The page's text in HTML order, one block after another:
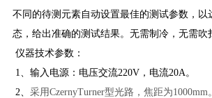
不同的待测元素自动设置最佳的测试参数，以
态，给出准确的测试结果。无需制冷，无需吹
仪器技术参数：
1、输入电源：电压交流220V，电流20A。
2、 采用CzernyTurner型光路，焦距为1000mm。